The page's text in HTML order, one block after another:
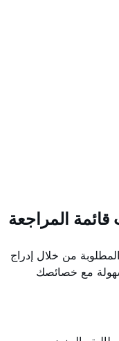
قائمة المراجعة
من خلال إدراج
مع خصائصك